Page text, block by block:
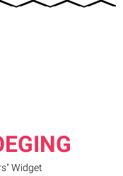
Widget